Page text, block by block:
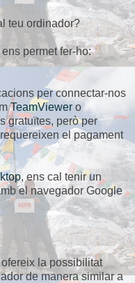
teu ordinador?
permet fer-ho:
per connectar-nos
TeamViewer o
gratuïtes, però per
el pagament
, ens cal tenir un
el navegador Google
la possibilitat
de manera similar a